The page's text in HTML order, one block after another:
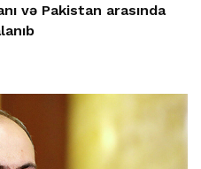
və Pakistan arasında